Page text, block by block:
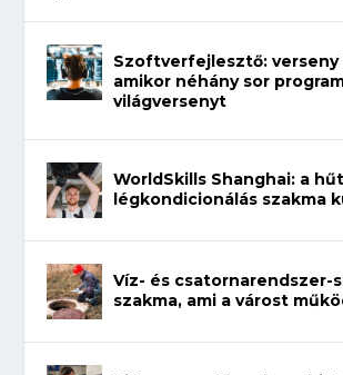
Szoftverfejlesztő: verseny
amikor néhány sor
világversenyt
WorldSkills Shanghai: a
légkondicionálás szakma
Víz- és csatornarendszer-
szakma, ami a várost